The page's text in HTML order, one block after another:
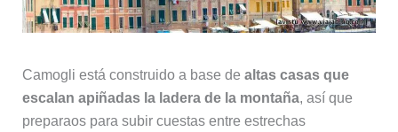
Camogli está construido a base de altas casas que
escalan apiñadas la ladera de la montaña, así que
preparaos para subir cuestas entre estrechas